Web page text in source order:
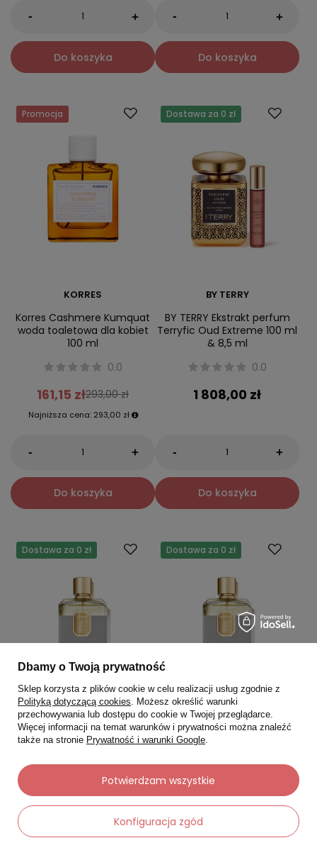
- +
Do koszyka
- +
Do koszyka
Promocja
KORRES
Korres Cashmere Kumquat
woda toaletowa dla kobiet
100 ml
0.0
161,15 zł293,00 zł
Najniższa cena: 293,00 zł
- +
Do koszyka
Dostawa za 0 zł
BY TERRY
BY TERRY Ekstrakt perfum
Terryfic Oud Extreme 100 ml
& 8,5 ml
0.0
1 808,00 zł
- +
Do koszyka
Dostawa za 0 zł
GGEMA
Charm 100 ml
Dostawa za 0 zł
GGEMA
Instinct 100 ml
719,00 zł
Dbamy o Twoją prywatność
Sklep korzysta z plików cookie w celu realizacji usług zgodnie z
Polityką dotyczącą cookies. Możesz określić warunki
przechowywania lub dostępu do cookie w Twojej przeglądarce.
Więcej informacji na temat warunków i prywatności można znaleźć
także na stronie Prywatność i warunki Google.
Konfiguracja zgód
Potwierdzam wszystkie